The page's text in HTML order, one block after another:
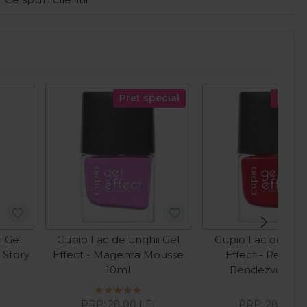
Gel
Story
Pret special
Cupio Lac de unghii Gel
Effect - Magenta Mousse
10ml
PRP: 28,00 LEI
Cupio Lac de
Effect - Red
Rendezvous
PRP: 28,00